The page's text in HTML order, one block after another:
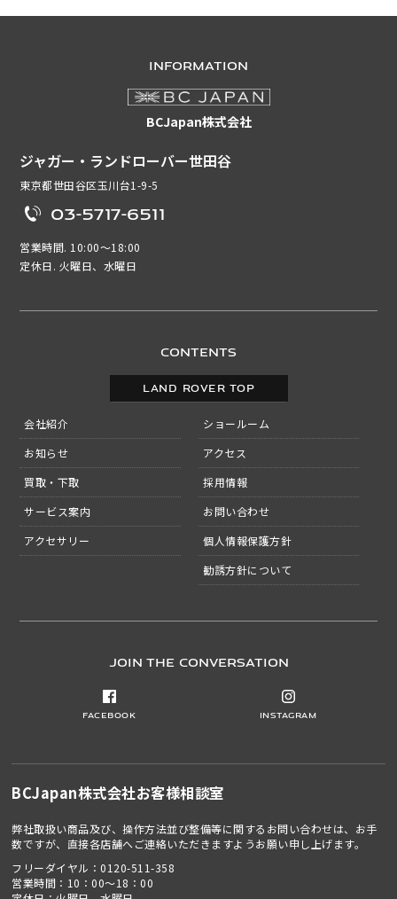
CONTENTS
LAND ROVER TOP
会社紹介
お知らせ
買取・下取
サービス案内
アクセサリー
ショールーム
アクセス
採用情報
お問い合わせ
個人情報保護方針
勧誘方針について
INFORMATION
BCJapan株式会社
ジャガー・ランドローバー世田谷
東京都世田谷区玉川台1-9-5
03-5717-6511
営業時間. 10:00～18:00
定休日. 火曜日、水曜日
JOIN THE CONVERSATION
Facebook Instagram
BCJapan株式会社お客様相談室
弊社取扱い商品及び、操作方法並び整備等に関するお問い合わせは、お手
数ですが、直接各店舗へご連絡いただきますようお願い申し上げます。
フリーダイヤル：0120-511-358
営業時間：10：00～18：00